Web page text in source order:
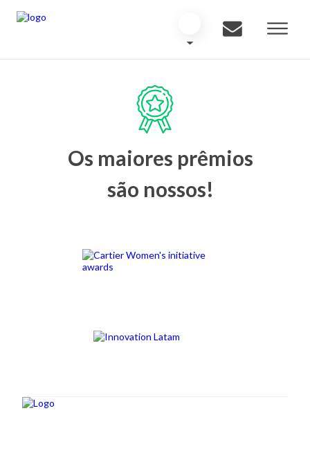
Os maiores prêmios
são nossos!